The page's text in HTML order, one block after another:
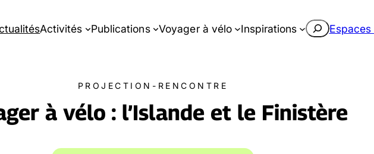
Activités Publications Voyager à vélo Inspirations Rechercher
Espaces
PROJECTION-RENCONTRE
à vélo : l’Islande et le Finistère